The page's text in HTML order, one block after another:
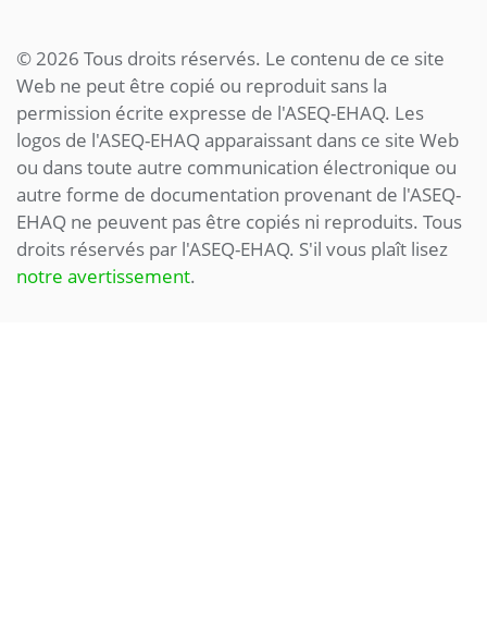
© 2026 Tous droits réservés. Le contenu de ce site
Web ne peut être copié ou reproduit sans la
permission écrite expresse de l'ASEQ-EHAQ. Les
logos de l'ASEQ-EHAQ apparaissant dans ce site Web
ou dans toute autre communication électronique ou
autre forme de documentation provenant de l'ASEQ-
EHAQ ne peuvent pas être copiés ni reproduits. Tous
droits réservés par l'ASEQ-EHAQ. S'il vous plaît lisez
notre avertissement.